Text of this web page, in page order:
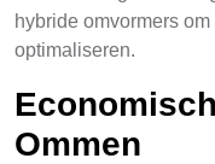
hybride omvormers
optimaliseren.
Ommen